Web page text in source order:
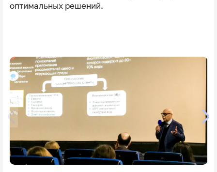
оптимальных решений.